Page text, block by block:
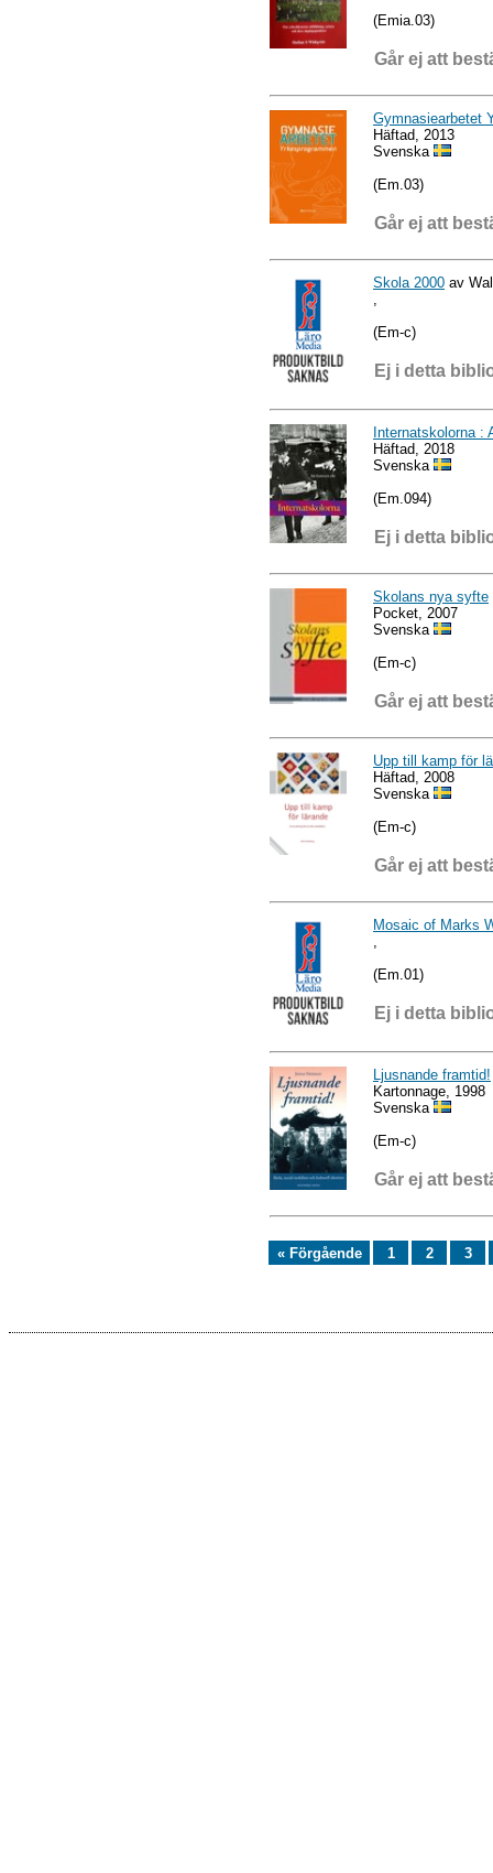
(Emia.03)
Går ej att
Gymnasiearbetet
Häftad, 2013
Svenska
(Em.03)
Går ej att
Skola 2000 av
(Em-c)
Ej i detta
Internatskolorna :
Häftad, 2018
Svenska
(Em.094)
Ej i detta
Skolans nya syfte
Pocket, 2007
Svenska
(Em-c)
Går ej att
Upp till kamp för
Häftad, 2008
Svenska
(Em-c)
Går ej att
Mosaic of Marks
(Em.01)
Ej i detta
Ljusnande framtid!
Kartonnage, 1998
Svenska
(Em-c)
Går ej att
« Förgående 1 2 3